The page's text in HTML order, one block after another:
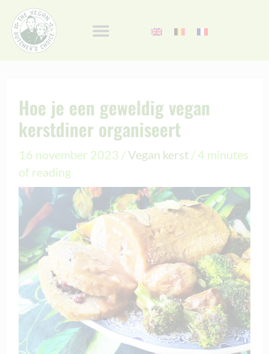
naar
de
inhoud
Hoe je een geweldig vegan
kerstdiner organiseert
16 november 2023 /Vegan kerst/4 minutes
of reading